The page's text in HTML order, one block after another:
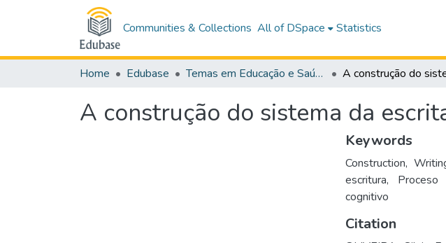
Communities & Collections All of DSpace Statistics
Home Edubase Temas em Educação e Saúde
A construção do sistema da
Keywords
Construction,
escritura, Proceso
cognitivo
Citation